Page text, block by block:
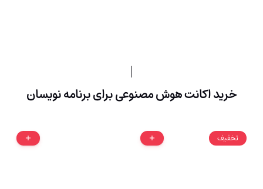
خرید اکانت هوش مصنوعی برای برنامه نویسان
تخفیف